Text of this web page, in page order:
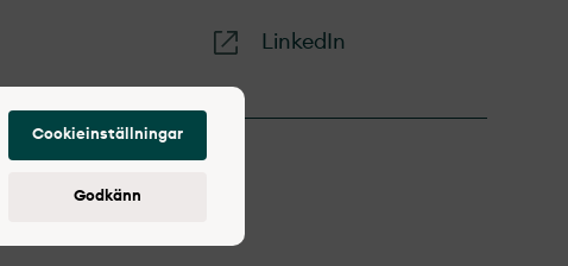
LinkedIn
Cookieinställningar
Godkänn